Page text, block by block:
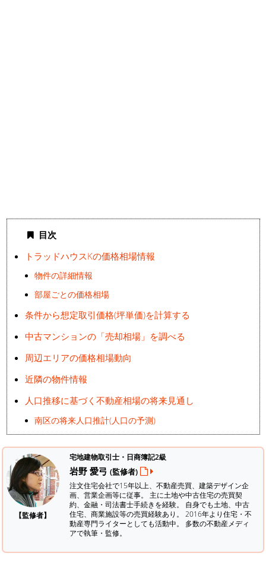
目次
トラッドハウスKの価格相場情報
物件の詳細情報
部屋ごとの価格相場
条件から想定取引価格(坪単価)を計算する
中古マンションの「売却相場」を調べる
周辺エリアの価格相場動向
近隣の物件情報
人口推移に基づく不動産相場の将来見通し
南区の将来人口推計(人口の予測)
【監修者】
宅地建物取引士・日商簿記2級
岩野 愛弓 (監修者)
注文住宅会社で15年以上、不動産売買、建築デザイン企
画、営業企画等に従事。 主に土地や中古住宅の売買契
約、金融・司法書士手続きを経験。 自身でも土地、中古
住宅、商業施設等の売買経験あり。 2016年より住宅・不
動産専門ライターとしても活動中。 多数の不動産メディ
アで執筆・監修。